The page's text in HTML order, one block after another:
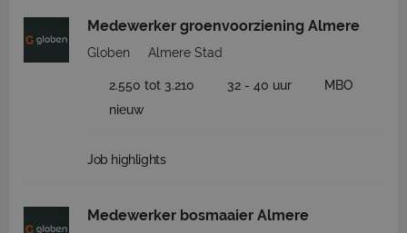
Medewerker groenvoorziening Almere
Globen Almere Stad
2.550 tot 3.210 32 - 40 uur
MBO
nieuw
Job highlights
Medewerker bosmaaier Almere